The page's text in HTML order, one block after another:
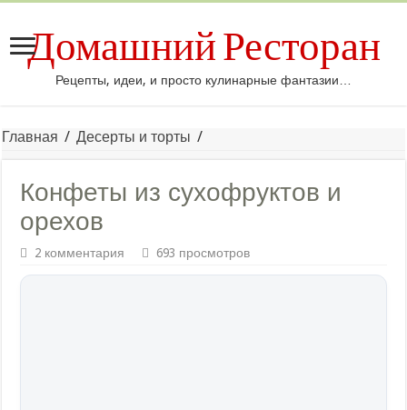
Домашний Ресторан
Рецепты, идеи, и просто кулинарные фантазии…
Главная / Десерты и торты /
Конфеты из сухофруктов и
орехов
2 комментария 693 просмотров